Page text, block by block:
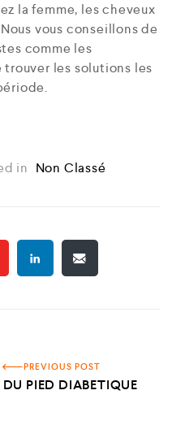
la femme, les cheveux
vous conseillons de
comme les
les solutions les
in Non Classé
PREVIOUS POST
DU PIED DIABETIQUE